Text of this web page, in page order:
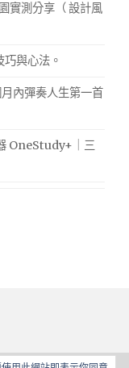
實測分享（ 設計風
與心法。
內彈奏人生第一首
OneStudy+｜三